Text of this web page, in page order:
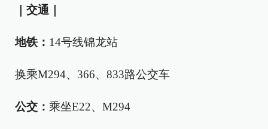
｜交通｜
地铁： 14号线锦龙站
换乘M294、366、833路公交车
公交： 乘坐E22、M294